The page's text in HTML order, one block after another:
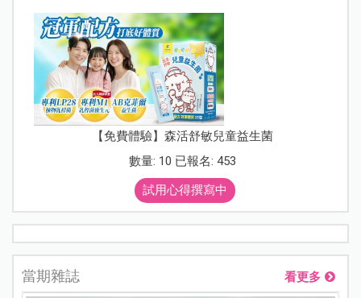
【免費體驗】森活舒敏兒童益生菌
數量: 10 已報名: 453
試用心得撰寫中
當期雜誌 看更多